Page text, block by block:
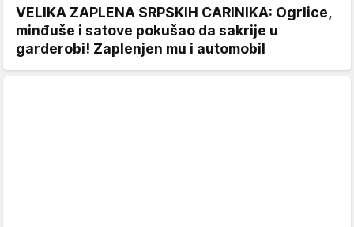
VELIKA ZAPLENA SRPSKIH CARINIKA: Ogrlice,
minđuše i satove pokušao da sakrije u
garderobi! Zaplenjen mu i automobil